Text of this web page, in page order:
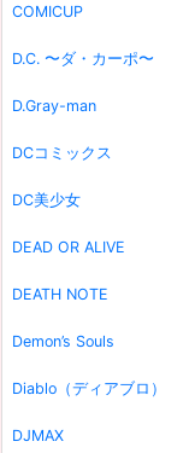
COMICUP
D.C. 〜ダ・カーポ〜
D.Gray-man
DCコミックス
DC美少女
DEAD OR ALIVE
DEATH NOTE
Demon’s Souls
Diablo（ディアブロ）
DJMAX